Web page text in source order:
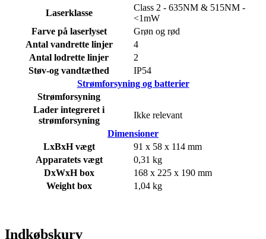
Laserklasse
Class 2 - 635NM & 515NM -
<1mW
Farve på laserlyset
Grøn og rød
Antal vandrette linjer
4
Antal lodrette linjer
2
Støv-og vandtæthed
IP54
Strømforsyning og batterier
Strømforsyning
Lader integreret i
strømforsyning
Ikke relevant
Dimensioner
LxBxH vægt
91 x 58 x 114 mm
Apparatets vægt
0,31 kg
DxWxH box
168 x 225 x 190 mm
Weight box
1,04 kg
Indkøbskurv